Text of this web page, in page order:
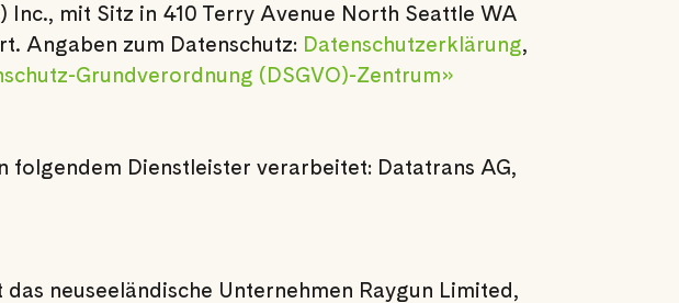
mit Sitz in 410 Terry Avenue North Seattle WA
Angaben zum Datenschutz: Datenschutzerklärung,
Grundverordnung (DSGVO)-Zentrum»
folgendem Dienstleister verarbeitet: Datatrans AG,
neuseeländische Unternehmen Raygun Limited,